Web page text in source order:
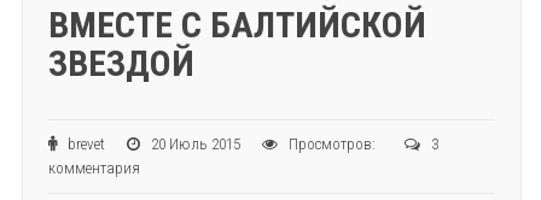
ВМЕСТЕ С БАЛТИЙСКОЙ
ЗВЕЗДОЙ
brevet 20 Июль 2015 Просмотров:
3
комментария